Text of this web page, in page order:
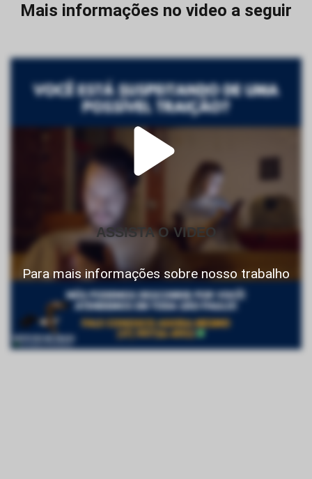
Mais informações no video a seguir
ASSISTA O VIDEO
Para mais informações sobre nosso trabalho